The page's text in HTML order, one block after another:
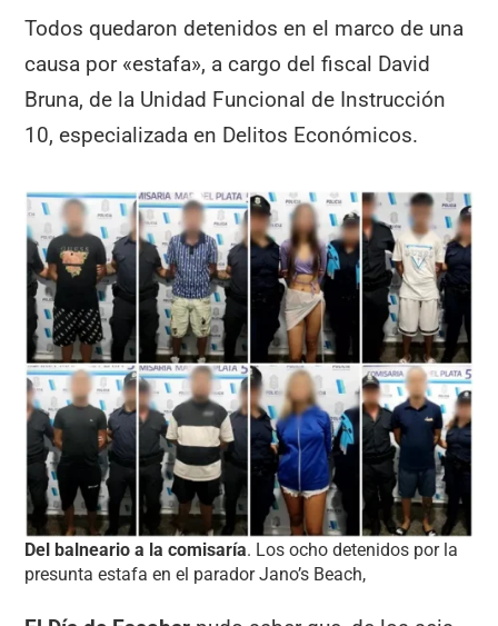
Todos quedaron detenidos en el marco de una
causa por «estafa», a cargo del fiscal David
Bruna, de la Unidad Funcional de Instrucción
10, especializada en Delitos Económicos.
Del balneario a la comisaría. Los ocho detenidos por la
presunta estafa en el parador Jano’s Beach,